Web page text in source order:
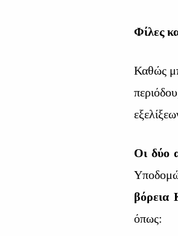
Φίλες
Καθώς
Οι δύο
βόρεια
όπως: